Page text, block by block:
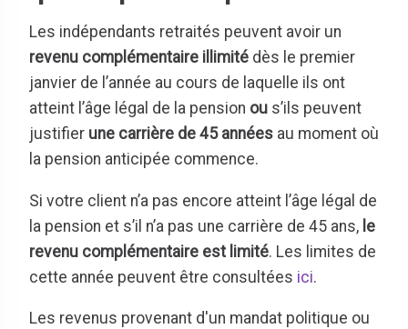
Les indépendants retraités peuvent avoir un
revenu complémentaire illimité dès le premier
janvier de l’année au cours de laquelle ils ont
atteint l’âge légal de la pension ou s’ils peuvent
justifier une carrière de 45 années au moment où
la pension anticipée commence.
Si votre client n’a pas encore atteint l’âge légal de
la pension et s’il n’a pas une carrière de 45 ans, le
revenu complémentaire est limité. Les limites de
cette année peuvent être consultées ici.
Les revenus provenant d'un mandat politique ou